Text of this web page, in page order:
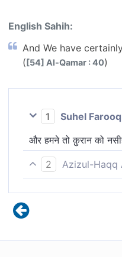
English Sahih:
And We have
([54] Al-Qamar : 40)
1
Suhel
और हमने तो क़ुरान को
2
Azizul-Haqq